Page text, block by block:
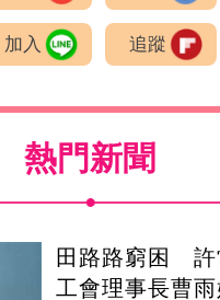
加入 追蹤
熱門新聞
田路路窮困 許
工會理事長曹雨